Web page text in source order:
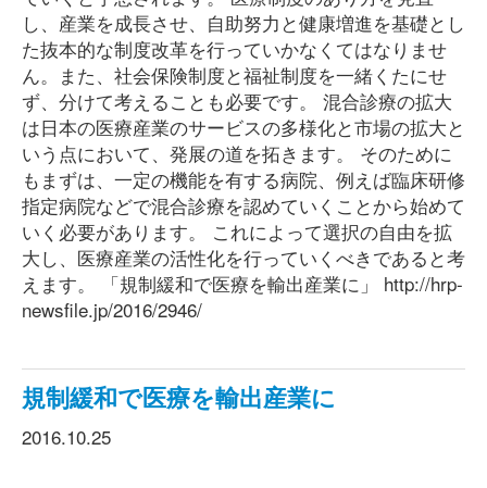
し、産業を成長させ、自助努力と健康増進を基礎とし
た抜本的な制度改革を行っていかなくてはなりませ
ん。また、社会保険制度と福祉制度を一緒くたにせ
ず、分けて考えることも必要です。 混合診療の拡大
は日本の医療産業のサービスの多様化と市場の拡大と
いう点において、発展の道を拓きます。 そのために
もまずは、一定の機能を有する病院、例えば臨床研修
指定病院などで混合診療を認めていくことから始めて
いく必要があります。 これによって選択の自由を拡
大し、医療産業の活性化を行っていくべきであると考
えます。 「規制緩和で医療を輸出産業に」 http://hrp-
newsfile.jp/2016/2946/
規制緩和で医療を輸出産業に
2016.10.25